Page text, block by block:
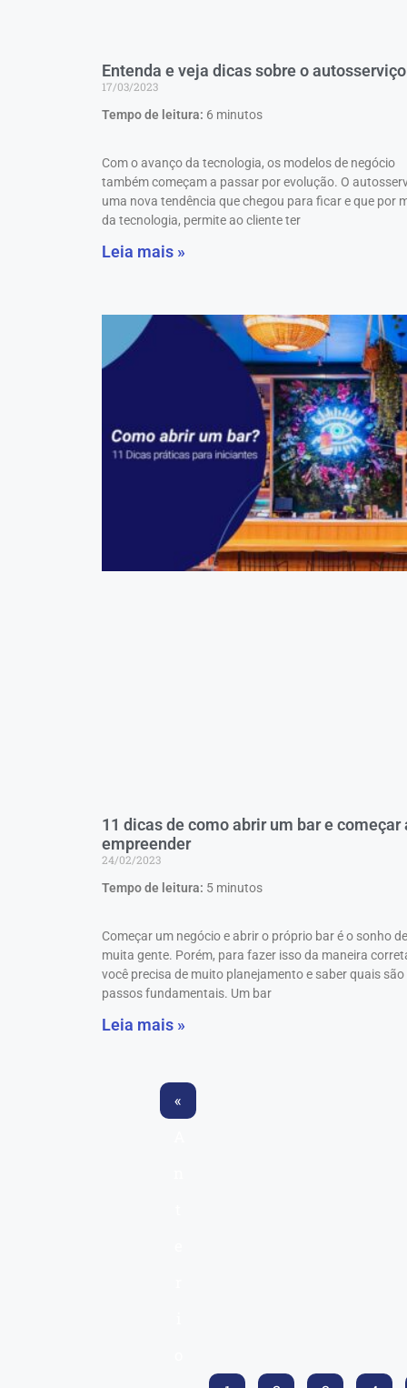
Entenda e veja dicas sobre o autosserviço
17/03/2023
Tempo de leitura: 6 minutos
Com o avanço da tecnologia, os modelos de negócio
também começam a passar por evolução. O
uma nova tendência que chegou para ficar e que por
da tecnologia, permite ao cliente ter
Leia mais »
11 dicas de como abrir um bar e começar
empreender
24/02/2023
Tempo de leitura: 5 minutos
Começar um negócio e abrir o próprio bar é o sonho de
muita gente. Porém, para fazer isso da maneira
você precisa de muito planejamento e saber quais são
passos fundamentais. Um bar
Leia mais »
«